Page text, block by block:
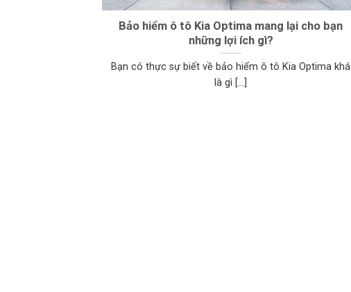
Bảo hiểm ô tô Kia Optima mang lại cho bạn
những lợi ích gì?
Bạn có thực sự biết về bảo hiểm ô tô Kia Optima khá
là gì [...]